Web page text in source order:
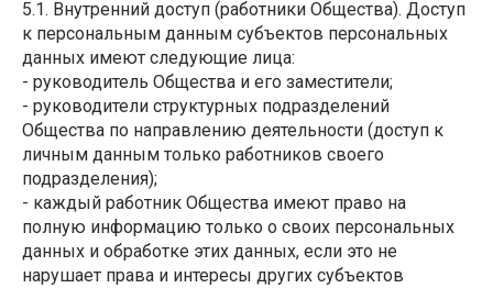
5.1. Внутренний доступ (работники Общества). Доступ
к персональным данным субъектов персональных
данных имеют следующие лица:
- руководитель Общества и его заместители;
- руководители структурных подразделений
Общества по направлению деятельности (доступ к
личным данным только работников своего
подразделения);
- каждый работник Общества имеют право на
полную информацию только о своих персональных
данных и обработке этих данных, если это не
нарушает права и интересы других субъектов